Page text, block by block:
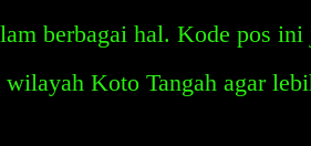
berbagai hal. Kode pos ini
Koto Tangah agar